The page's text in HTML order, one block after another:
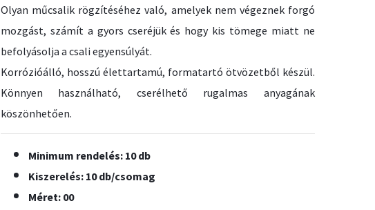
Olyan műcsalik rögzítéséhez való, amelyek nem végeznek forgó
mozgást, számít a gyors cseréjük és hogy kis tömege miatt ne
befolyásolja a csali egyensúlyát.
Korrózióálló, hosszú élettartamú, formatartó ötvözetből készül.
Könnyen használható, cserélhető rugalmas anyagának
köszönhetően.
Minimum rendelés: 10 db
Kiszerelés: 10 db/csomag
Méret: 00